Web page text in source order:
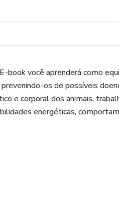
book você aprenderá como
os de possíveis
e corporal dos animais,
energéticas,